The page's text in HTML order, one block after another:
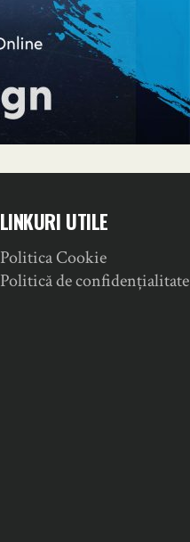
LINKURI UTILE
Politica Cookie
Politică de confidențialitate